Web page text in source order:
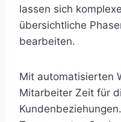
lassen sich
übersichtliche
bearbeiten.
Mit automatisierten
Mitarbeiter Zeit für
Kundenbeziehungen.